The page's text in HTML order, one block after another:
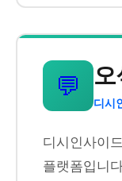
💬
디시
디시인사이
플랫폼입니